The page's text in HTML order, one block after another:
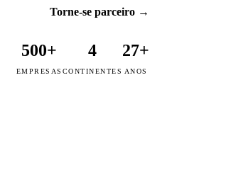
Torne-se parceiro →
500+
EMPRESAS
4
CONTINENTES
27+
ANOS